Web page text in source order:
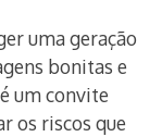
uma geração
bonitas e
um convite
os riscos que